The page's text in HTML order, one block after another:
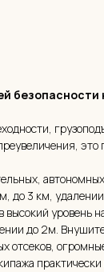
это
до 3 км,
уровень
до 2м.
отсеков,